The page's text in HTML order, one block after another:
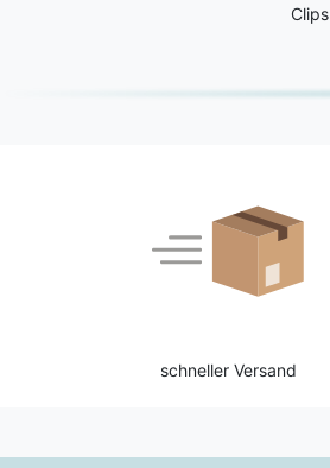
Clips
schneller Versand